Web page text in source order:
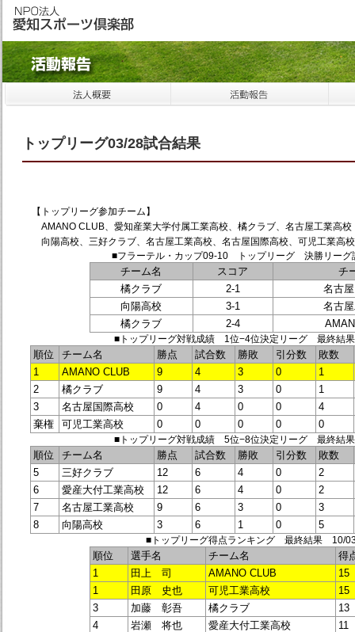
トップリーグ03/28試合結果
【トップリーグ参加チーム】
AMANO CLUB、愛知産業大学付属工業高校、橘クラブ、名古屋工業高校
向陽高校、三好クラブ、名古屋工業高校、名古屋国際高校、可児工業高
■フラーテル・カップ09-10 トップリーグ 決勝リー
チーム名 スコア
チ
橘クラブ
2-1
名古
向陽高校
3-1
名古
橘クラブ
2-4
■トップリーグ対戦成績 1位−4位決定リーグ 最終結
順位 チーム名 勝点 試合数 勝敗 引分数
敗数
1
AMANO CLUB 9 4 3 0
1
2
橘クラブ 9 4 3 0
1
3
名古屋国際高校 0 4 0 0
4
棄権
可児工業高校 0 0 0 0 0
■トップリーグ対戦成績 5位−8位決定リーグ 最終結
順位 チーム名 勝点 試合数 勝敗 引分数
敗数
5
三好クラブ 12 6 4 0
2
6
愛産大付工業高校 12 6 4 0
2
7
名古屋工業高校 9 6 3 0
3
8
向陽高校 3 6 1 0 5
■トップリーグ得点ランキング 最終結果 10/
順位 選手名 チーム名
得
1
田上 司 AMANO CLUB
15
1
田原 史也 可児工業高校
15
3
加藤 彰吾 橘クラブ
13
4
岩瀬 将也 愛産大付工業高校
11